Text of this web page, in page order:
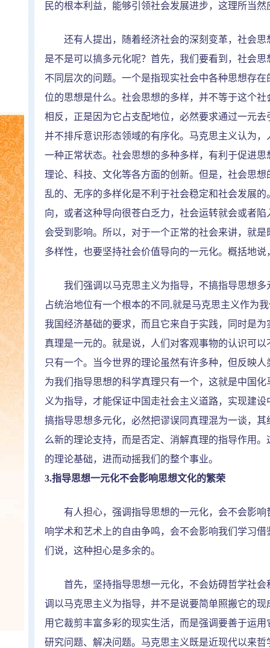
民的根本利益，能够引领社会发展进步，这理所当
还有人提出，随着经济社会的深刻变革，社会思
是不是可以搞多元化呢？首先，我们要看到，社会
不同层次的问题。一个是指现实社会中各种思想存
位的思想是什么。社会思想的多样，并不等于这个
相反，正是因为它占支配地位，必然要求通过一元
并不排斥意识形态领域的有序化。马克思主义认为
一种正常状态。社会思想的多种多样，有利于促进
理论、科技、文化等各方面的创新。但是，社会思
乱的、无序的多样化是不利于社会稳定和社会发展
向，或者这种导向很苍白乏力，社会运转就会或者
会受到影响。所以，对于一个正常的社会来讲，就
多样性，也要坚持社会价值导向的一元化。概括地
我们强调以马克思主义为指导，不搞指导思想多
占统治地位有一个根本的不同 ,就是马克思主义作为
我国经济基础的要求，而且它来自于实践，同时是
真理是一元的。就是说，人们对客观事物的认识可
只有一个。当今世界的理论虽然有许多种，但反映
为我们指导思想的科学真理只有一个，这就是中国
义为指导，才能保证中国走社会主义道路，实现建
搞指导思想多元化，必然把谬误同真理混为一谈，
么新的理论支持，而是否定、消解真理的指导作用
的理论基础，进而动摇我们的整个事业。
3.指导思想一元化不会影响思想文化的繁荣
有人担心，强调指导思想的一元化，会不会影响
响学术和艺术上的自由争鸣，会不会影响我们学习
们说，这种担心是多余的。
首先，坚持指导思想一元化，不会妨碍哲学社会
调以马克思主义为指导，并不是说要简单照搬它的
用它裁剪丰富多彩的现实生活，而是强调要善于运
研究问题、解决问题。马克思主义既是近现代以来